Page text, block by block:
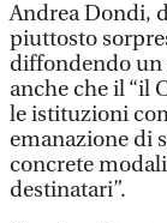
Andrea Dondi,
piuttosto
diffondendo un
anche che il “il
le istituzioni
emanazione di
concrete
destinatari”.